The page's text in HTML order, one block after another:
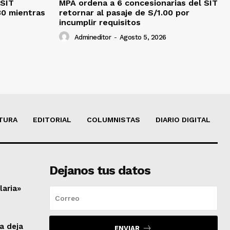
mientras
MPA ordena a 6 concesionarias del SIT
retornar al pasaje de S/1.00 por
incumplir requisitos
Admineditor - Agosto 5, 2026
EDITORIAL COLUMNISTAS DIARIO DIGITAL
deja
Dejanos tus datos
ENVIAR